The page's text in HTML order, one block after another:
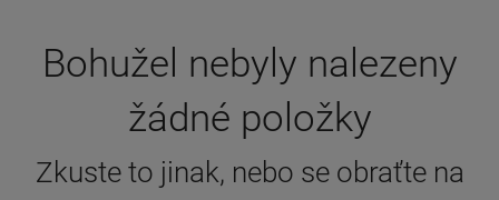
Bohužel nebyly nalezeny
žádné položky
Zkuste to jinak, nebo se obraťte na